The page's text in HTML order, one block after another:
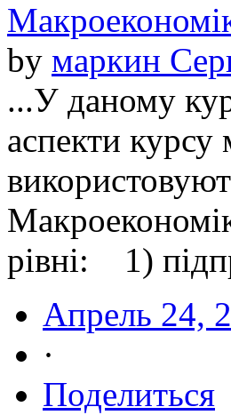
by маркин
...У даному
аспекти курсу
рівні: 1)
Апрель 24,
·
Поделиться